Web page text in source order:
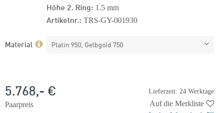
Höhe 2. Ring: 1.5 mm
Artikelnr.: TRS-GY-001930
Material Platin 950, Gelbgold 750
Lieferzeit: 24 Werktage
5.768,- €
Paarpreis
Auf die Merkliste